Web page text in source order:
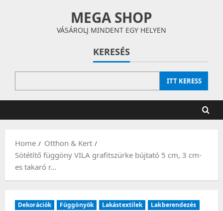
MEGA SHOP
VÁSÁROLJ MINDENT EGY HELYEN
KERESÉS
ITT KERESS
Home
Otthon & Kert
Sötétítő függöny VILA grafitszürke bújtató 5 cm, 3 cm-
es takaró r…
Dekorációk Függönyök Lakástextilek
Lakberendezés